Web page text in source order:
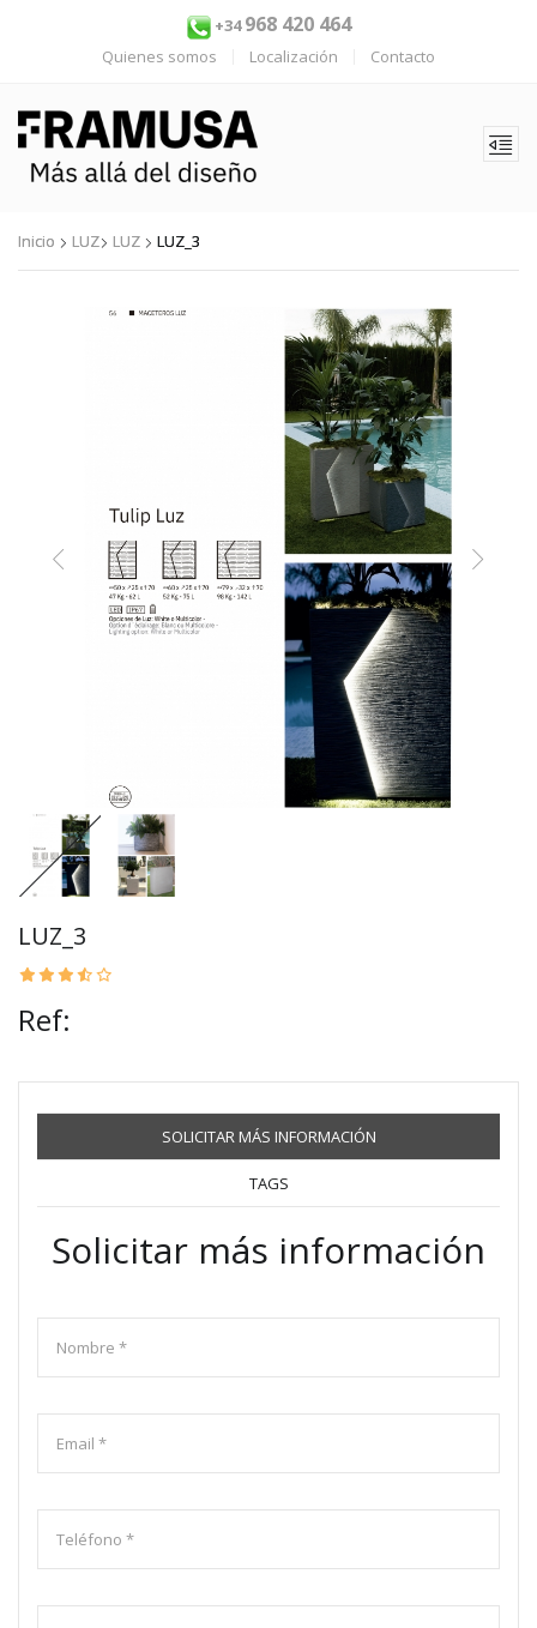
+34968 420 464
Quienes somos Localización Contacto
Inicio LUZ LUZ LUZ_3
LUZ_3
Ref:
SOLICITAR MÁS INFORMACIÓN
TAGS
Solicitar más información